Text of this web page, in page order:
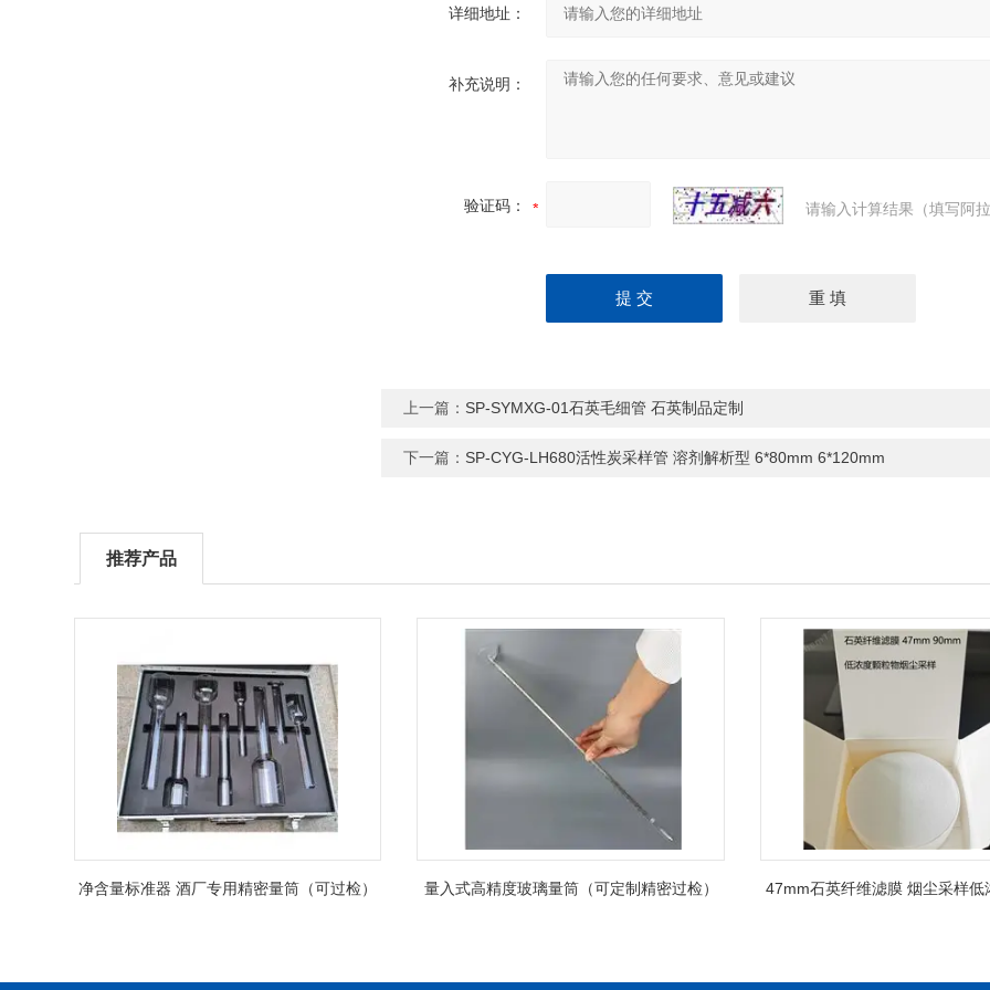
详细地址：
补充说明：
验证码： 请输入计算结果（填写阿
上一篇： SP-SYMXG-01石英毛细管 石英制品定制
下一篇： SP-CYG-LH680活性炭采样管 溶剂解析型 6*80mm 6*120mm
推荐产品
净含量标准器 酒厂专用精密量筒（可过检） 量入式高精度玻璃量筒（可定制精密过检） 47mm石英纤维滤膜 烟尘采样低